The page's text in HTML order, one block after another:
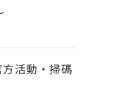
活動・掃碼